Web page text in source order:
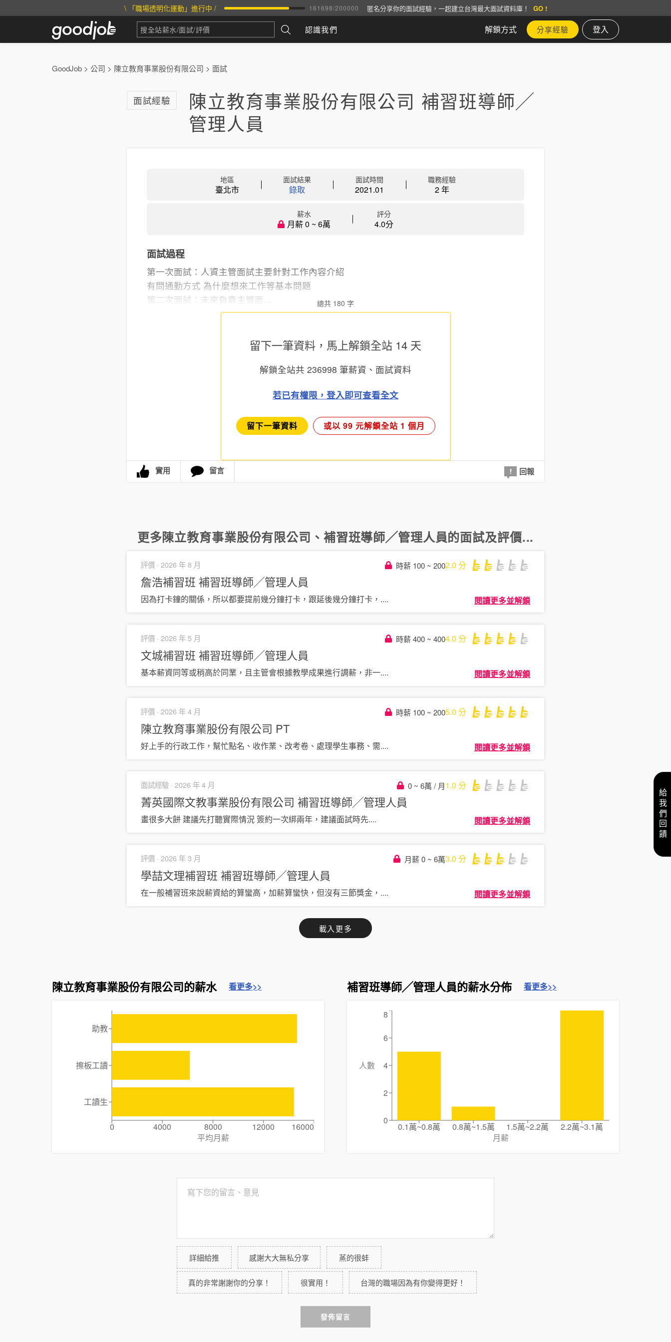
\ 「職場透明化運動」進行中 / 161698/200000 匿名分享你的面試經驗，一起建立台灣最大面試資料庫！ GO !
認識我們 解鎖方式 分享經驗 登入
GoodJob > 公司 > 陳立教育事業股份有限公司 > 面試
面試經驗
陳立教育事業股份有限公司 補習班導師╱
管理人員
地區
臺北市
面試結果
錄取
面試時間
2021.01
職務經驗
2 年
薪水
月薪 0 ~ 6萬
評分
4.0分
面試過程
第一次面試：人資主管面試主要針對工作內容介紹
有問通勤方式 為什麼想來工作等基本問題
第二次面試：未來負責主管面...
總共 180 字
留下一筆資料，馬上解鎖全站 14 天
解鎖全站共 236998 筆薪資、面試資料
若已有權限，登入即可查看全文
留下一筆資料 或以 99 元解鎖全站 1 個月
實用 留言 回報
更多陳立教育事業股份有限公司 、 補習班導師╱管理人員的面試及評價...
評價 · 2026 年 8 月 時薪 100 ~ 2002.0 分
詹浩補習班 補習班導師╱管理人員
因為打卡鐘的關係，所以都要提前幾分鐘打卡，跟延後幾分鐘打卡， .... 閱讀更多並解鎖
評價 · 2026 年 5 月 時薪 400 ~ 4004.0 分
文城補習班 補習班導師╱管理人員
基本薪資同等或稍高於同業，且主管會根據教學成果進行調薪，非一.... 閱讀更多並解鎖
評價 · 2026 年 4 月 時薪 100 ~ 2005.0 分
陳立教育事業股份有限公司 PT
好上手的行政工作，幫忙點名、收作業、改考卷、處理學生事務、需.... 閱讀更多並解鎖
面試經驗 · 2026 年 4 月 0 ~ 6萬 / 月1.0 分
菁英國際文教事業股份有限公司 補習班導師╱管理人員
畫很多大餅 建議先打聽實際情況 簽約一次綁兩年，建議面試時先.... 閱讀更多並解鎖
評價 · 2026 年 3 月 月薪 0 ~ 6萬3.0 分
學喆文理補習班 補習班導師╱管理人員
在一般補習班來說薪資給的算蠻高，加薪算蠻快，但沒有三節獎金， .... 閱讀更多並解鎖
載入更多
陳立教育事業股份有限公司的薪水 看更多>>
0 4000 8000 12000
16000
平均月薪
助教
擦板工讀
工讀生
補習班導師╱管理人員的薪水分佈 看更多>>
0.1萬~0.8萬 0.8萬~1.5萬 1.5萬~2.2萬
2.2萬~3.1萬
月薪
0
2
4
6
8
人數
詳細給推 感謝大大無私分享 蒸的很蚌
真的非常謝謝你的分享！ 很實用！ 台灣的職場因為有你變得更好！
發佈留言
給我們回饋